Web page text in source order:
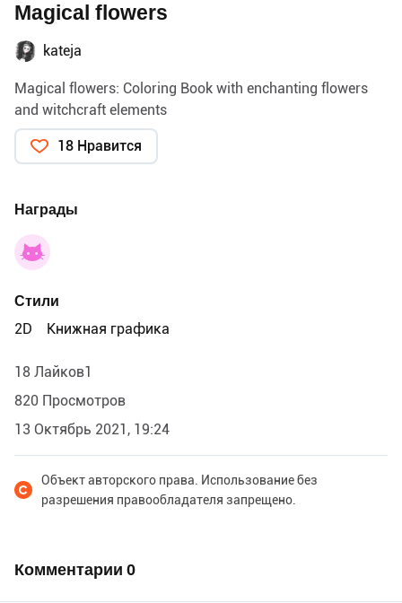
Magical flowers
kateja
Magical flowers: Coloring Book with enchanting flowers
and witchcraft elements
18 Нравится
Награды
Стили
2D
Книжная графика
18 Лайков1
820 Просмотров
13 Октябрь 2021, 19:24
Объект авторского права. Использование без
разрешения правообладателя запрещено.
Комментарии 0